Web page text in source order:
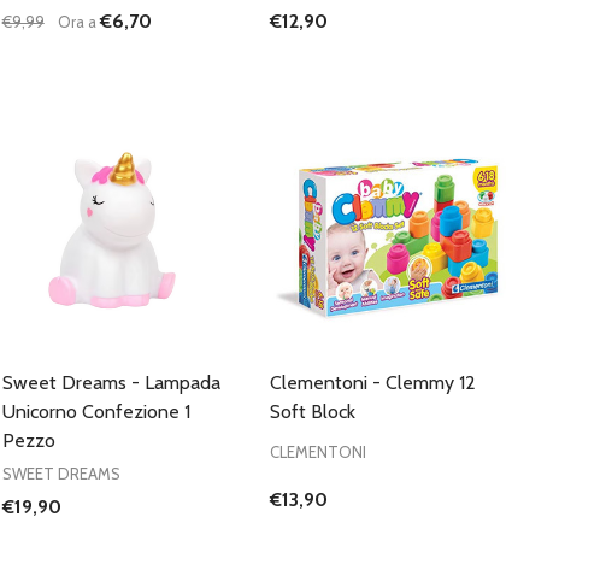
€9,99
Ora a€6,70
€12,90
Sweet Dreams - Lampada
Unicorno Confezione 1
Pezzo
SWEET DREAMS
€19,90
Clementoni - Clemmy 12
Soft Block
CLEMENTONI
€13,90